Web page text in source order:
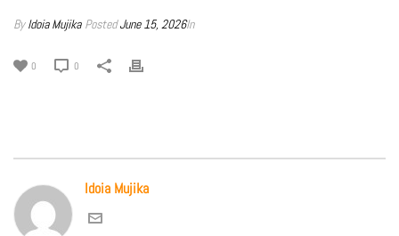
ByIdoia Mujika PostedJune 15, 2026In
0 0
Idoia Mujika